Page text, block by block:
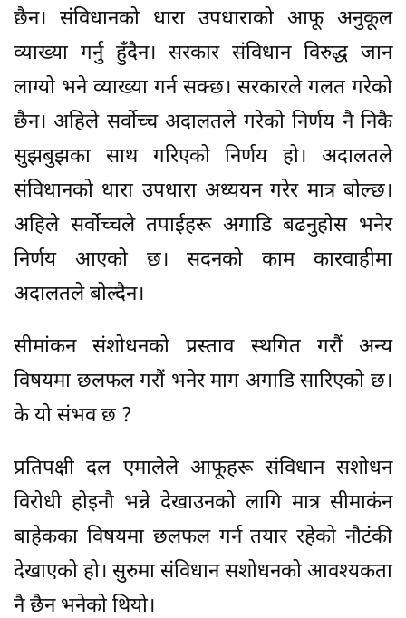
छैन। संविधानको धारा उपधाराको आफू अनुकूल
व्याख्या गर्नु हुँदैन। सरकार संविधान विरुद्ध जान
लाग्यो भने व्याख्या गर्न सक्छ। सरकारले गलत गरेको
छैन। अहिले सर्वोच्च अदालतले गरेको निर्णय नै निकै
सुझबुझका साथ गरिएको निर्णय हो। अदालतले
संविधानको धारा उपधारा अध्ययन गरेर मात्र बोल्छ।
अहिले सर्वोच्चले तपाईहरू अगाडि बढनुहोस भनेर
निर्णय आएको छ। सदनको काम कारवाहीमा
अदालतले बोल्दैन।
सीमांकन संशोधनको प्रस्ताव स्थगित गरौं अन्य
विषयमा छलफल गरौं भनेर माग अगाडि सारिएको छ।
के यो संभव छ ?
प्रतिपक्षी दल एमालेले आफूहरू संविधान सशोधन
विरोधी होइनौ भन्ने देखाउनको लागि मात्र सीमाकंन
बाहेकका विषयमा छलफल गर्न तयार रहेको नौटंकी
देखाएको हो। सुरुमा संविधान सशोधनको आवश्यकता
नै छैन भनेको थियो।